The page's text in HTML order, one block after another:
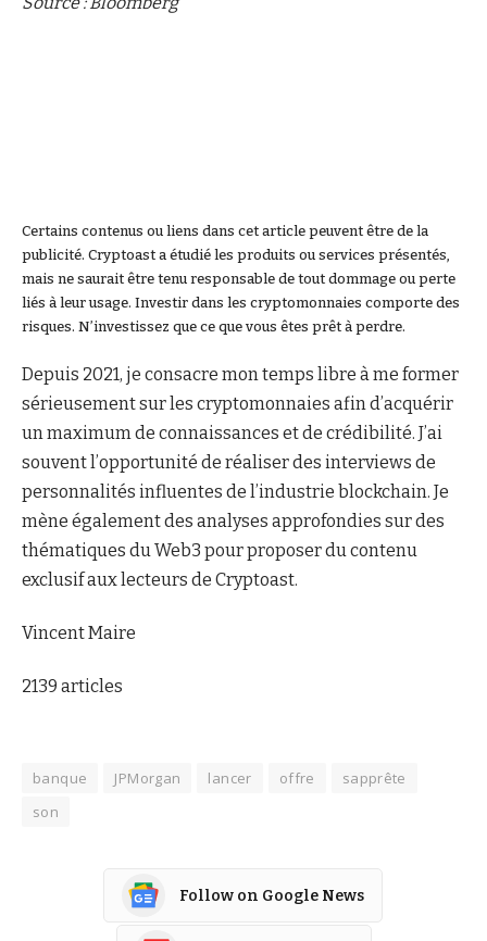
Certains contenus ou liens dans cet article peuvent être de la
publicité. Cryptoast a étudié les produits ou services présentés,
mais ne saurait être tenu responsable de tout dommage ou perte
liés à leur usage. Investir dans les cryptomonnaies comporte des
risques. N’investissez que ce que vous êtes prêt à perdre.
Depuis 2021, je consacre mon temps libre à me former
sérieusement sur les cryptomonnaies afin d’acquérir
un maximum de connaissances et de crédibilité. J’ai
souvent l’opportunité de réaliser des interviews de
personnalités influentes de l’industrie blockchain. Je
mène également des analyses approfondies sur des
thématiques du Web3 pour proposer du contenu
exclusif aux lecteurs de Cryptoast.
Vincent Maire
2139 articles
banque JPMorgan lancer offre
sapprête
son
Follow on Google News